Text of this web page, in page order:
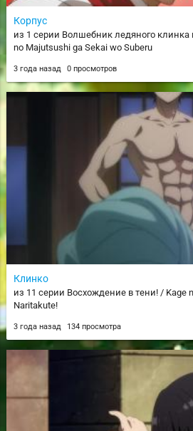
Корпус
из 1 серии Волшебник ледяного
no Majutsushi ga Sekai wo Suberu
3 года назад 0 просмотров
Клинко
из 11 серии Восхождение в тени! / Kage
Naritakute!
3 года назад 134 просмотра